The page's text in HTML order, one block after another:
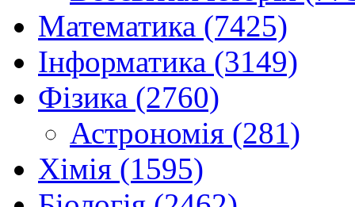
Математика (7425)
Інформатика (3149)
Фізика (2760)
Астрономія (281)
Хімія (1595)